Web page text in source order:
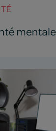
mentale